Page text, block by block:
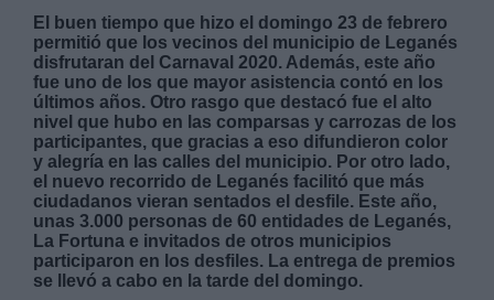
El buen tiempo que hizo el domingo 23 de febrero
permitió que los vecinos del municipio de Leganés
disfrutaran del Carnaval 2020. Además, este año
fue uno de los que mayor asistencia contó en los
últimos años. Otro rasgo que destacó fue el alto
nivel que hubo en las comparsas y carrozas de los
participantes, que gracias a eso difundieron color
y alegría en las calles del municipio. Por otro lado,
el nuevo recorrido de Leganés facilitó que más
ciudadanos vieran sentados el desfile. Este año,
unas 3.000 personas de 60 entidades de Leganés,
La Fortuna e invitados de otros municipios
participaron en los desfiles. La entrega de premios
se llevó a cabo en la tarde del domingo.
Destinatarios:
Derechos:
link